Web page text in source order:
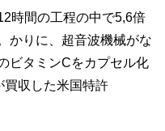
時間の工程の中で5,6倍
かりに、超音波機械がな
ビタミンCをカプセル化
買収した米国特許